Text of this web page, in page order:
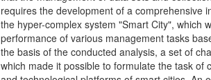
requires the development of a comprehensive
the hyper-complex system "Smart City", which
performance of various management tasks
the basis of the conducted analysis, a set of
which made it possible to formulate the task of